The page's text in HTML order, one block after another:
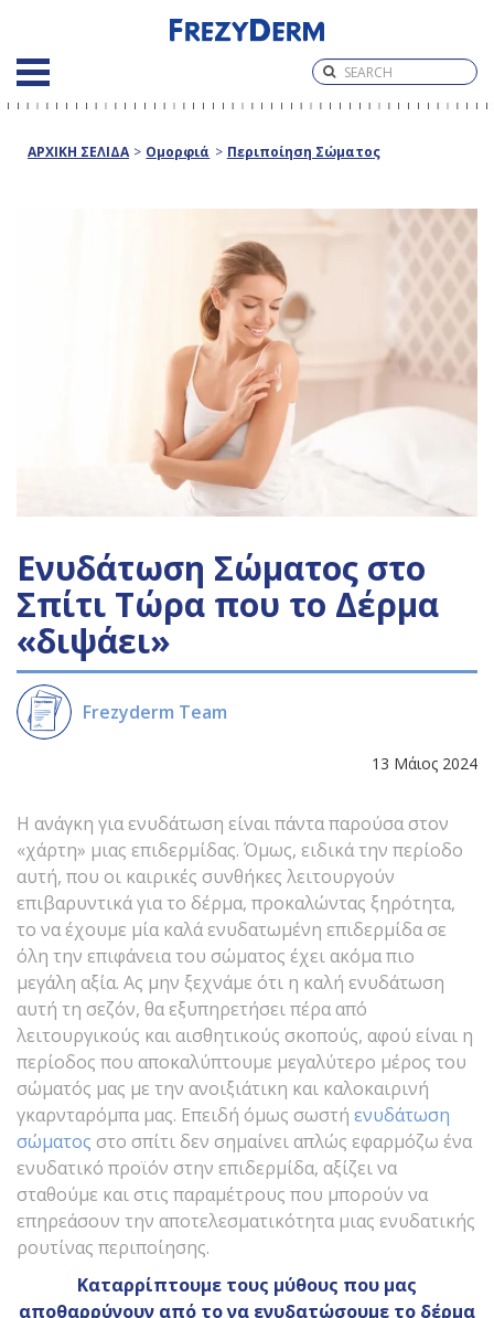
ΑΡΧΙΚΗ ΣΕΛΙΔΑ > Ομορφιά > Περιποίηση Σώματος
Ενυδάτωση Σώματος στο
Σπίτι Τώρα που το Δέρμα
«διψάει»
Frezyderm Team
13 Μάιος 2024
Η ανάγκη για ενυδάτωση είναι πάντα παρούσα στον
«χάρτη» μιας επιδερμίδας. Όμως, ειδικά την περίοδο
αυτή, που οι καιρικές συνθήκες λειτουργούν
επιβαρυντικά για το δέρμα, προκαλώντας ξηρότητα,
το να έχουμε μία καλά ενυδατωμένη επιδερμίδα σε
όλη την επιφάνεια του σώματος έχει ακόμα πιο
μεγάλη αξία. Ας μην ξεχνάμε ότι η καλή ενυδάτωση
αυτή τη σεζόν, θα εξυπηρετήσει πέρα από
λειτουργικούς και αισθητικούς σκοπούς, αφού είναι η
περίοδος που αποκαλύπτουμε μεγαλύτερο μέρος του
σώματός μας με την ανοιξιάτικη και καλοκαιρινή
γκαρνταρόμπα μας. Επειδή όμως σωστή ενυδάτωση
σώματος στο σπίτι δεν σημαίνει απλώς εφαρμόζω ένα
ενυδατικό προϊόν στην επιδερμίδα, αξίζει να
σταθούμε και στις παραμέτρους που μπορούν να
επηρεάσουν την αποτελεσματικότητα μιας ενυδατικής
ρουτίνας περιποίησης.
Καταρρίπτουμε τους μύθους που μας
αποθαρρύνουν από το να ενυδατώσουμε το δέρμα